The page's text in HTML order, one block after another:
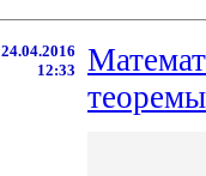
24.04.2016
12:33